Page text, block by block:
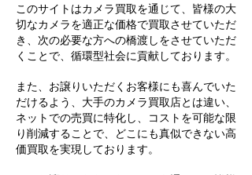
このサイトはカメラ買取を通じて、皆様の大
切なカメラを適正な価格で買取させていただ
き、次の必要な方への橋渡しをさせていただ
くことで、循環型社会に貢献しております。
また、お譲りいただくお客様にも喜んでいた
だけるよう、大手のカメラ買取店とは違い、
ネットでの売買に特化し、コストを可能な限
り削減することで、どこにも真似できない高
価買取を実現しております。